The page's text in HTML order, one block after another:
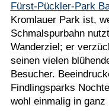
Fürst-Pückler-Park
Kromlauer Park ist,
Schmalspurbahn
Wanderziel; er
seinen vielen
Besucher.
Findlingsparks
wohl einmalig in